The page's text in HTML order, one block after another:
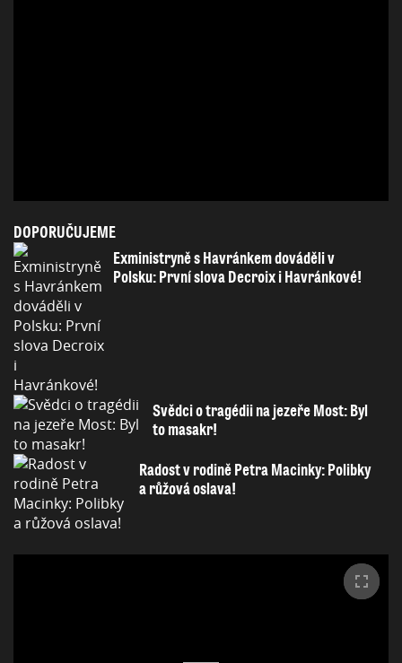
DOPORUČUJEME
Exministryně s Havránkem dováděli v
Polsku: První slova Decroix i Havránkové!
Svědci o tragédii na jezeře Most: Byl
to masakr!
Radost v rodině Petra Macinky: Polibky
a růžová oslava!